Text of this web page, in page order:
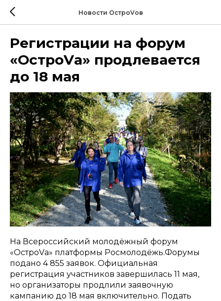
Новости ОстроVов
Регистрации на форум
«ОстроVа» продлевается
до 18 мая
На Всероссийский молодёжный форум
«ОстроVа» платформы Росмолодёжь.Форумы
подано 4 855 заявок. Официальная
регистрация участников завершилась 11 мая,
но организаторы продлили заявочную
кампанию до 18 мая включительно. Подать